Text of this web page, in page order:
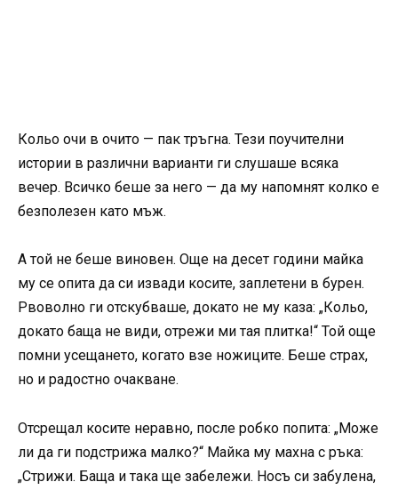
Кольо очи в очито — пак тръгна. Тези поучителни
истории в различни варианти ги слушаше всяка
вечер. Всичко беше за него — да му напомнят колко е
безполезен като мъж.
А той не беше виновен. Още на десет години майка
му се опита да си извади косите, заплетени в бурен.
Рвоволно ги отскубваше, докато не му каза: „Кольо,
докато баща не види, отрежи ми тая плитка!“ Той още
помни усещането, когато взе ножиците. Беше страх,
но и радостно очакване.
Отсрещал косите неравно, после робко попита: „Може
ли да ги подстрижа малко?“ Майка му махна с ръка:
„Стрижи. Баща и така ще забележи. Носъ си забулена,